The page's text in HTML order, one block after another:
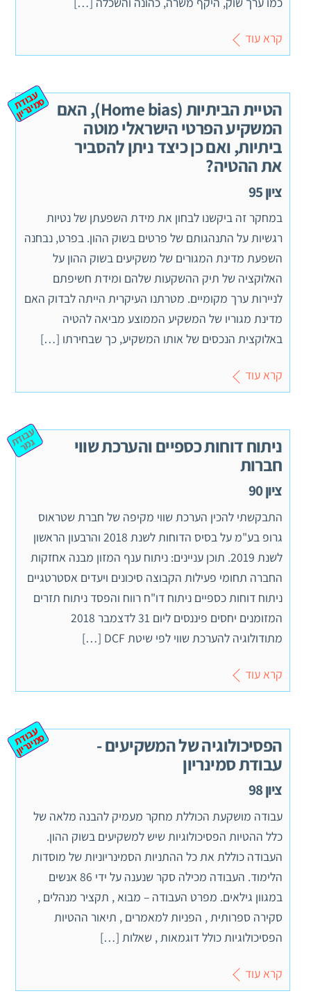
קרא עוד
הטיית הביתיות (Home bias), האם
המשקיע הפרטי הישראלי מוטה
ביתיות, ואם כן כיצד ניתן להסביר
את ההטיה?
ציון 95
ע
ב
וד
ת
ס
מ
ינ
ר
יון
במחקר זה ביקשנו לבחון את מידת השפעתן של נטיות
רגשיות על התנהגותם של פרטים בשוק ההון. בפרט, נבחנה
השפעת מדינת המגורים של משקיעים בשוק ההון על
האלוקציה של תיק ההשקעות שלהם ומידת חשיפתם
לניירות ערך מקומיים. מטרתנו העיקרית הייתה לבדוק האם
מדינת מגוריו של המשקיע הממוצע מביאה להטיה
באלוקצית הנכסים של אותו המשקיע, כך שבחירתו […]
קרא עוד
ניתוח דוחות כספיים והערכת שווי
חברות
ציון 90
ע
ב
וד
ת ג
מ
ר
התבקשתי להכין הערכת שווי מקיפה של חברת שטראוס
גרופ בע"מ על בסיס הדוחות לשנת 2018 והרבעון הראשון
לשנת 2019. תוכן עניינים: ניתוח ענף המזון מבנה אחזקות
החברה תחומי פעילות הקבוצה סיכונים ויעדים אסטרטגיים
ניתוח דוחות כספיים ניתוח דו"ח רווח והפסד ניתוח תזרים
המזומנים יחסים פיננסים ליום 31 לדצמבר 2018
מתודולוגיה להערכת שווי לפי שיטת DCF […]
קרא עוד
הפסיכולוגיה של המשקיעים -
עבודת סמינריון
ציון 98
ע
ב
וד
ת
ס
מ
ינ
ר
יון
עבודה מושקעת הכוללת מחקר מעמיק להבנה מלאה של
כלל ההטיות הפסיכולוגיות שיש למשקיעים בשוק ההון.
העבודה כוללת את כל ההתניות הסמינריוניות של מוסדות
הלימוד. העבודה מכילה סקר שנענה על ידי 86 אנשים
במגוון גילאים. מפרט העבודה – מבוא , תקציר מנהלים ,
סקירה ספרותית , הפניות למאמרים , תיאור ההטיות
הפסיכולוגיות כולל דוגמאות , שאלות […]
קרא עוד